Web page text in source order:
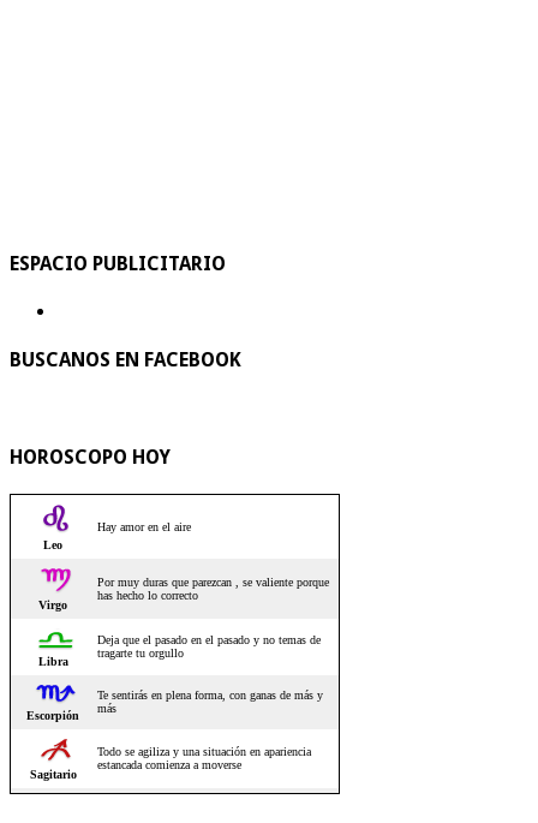
ESPACIO PUBLICITARIO
BUSCANOS EN FACEBOOK
HOROSCOPO HOY